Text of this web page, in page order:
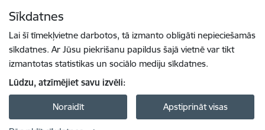
Sīkdatnes
Lai šī tīmekļvietne darbotos, tā izmanto obligāti nepieciešamās
sīkdatnes. Ar Jūsu piekrišanu papildus šajā vietnē var tikt
izmantotas statistikas un sociālo mediju sīkdatnes.
Lūdzu, atzīmējiet savu izvēli:
Noraidīt Apstiprināt visas